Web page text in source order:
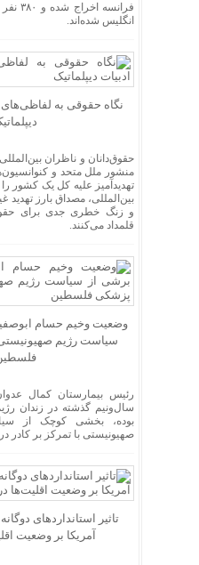
فرانسه
انگلیس شده‌اند.
نگاه حقوقی به لفاظی‌های
منشور ملل متحد و
تهدیدآمیز علیه کل یک کشور
بین‌المللی، مصداق بارز تهدید
و زنگ خطری جدی برای
قلمداد می‌کنند.
وضعیت وخیم حسام
سیاست رژیم
رئیس بیمارستان کمال
سال‌ونیم گذشته در زندان
بوده، بخشی کوچک از
صهیونیستی با تمرکز بر کادر
تاثیر استاندارد‌های
آمریکا بر وضعیت